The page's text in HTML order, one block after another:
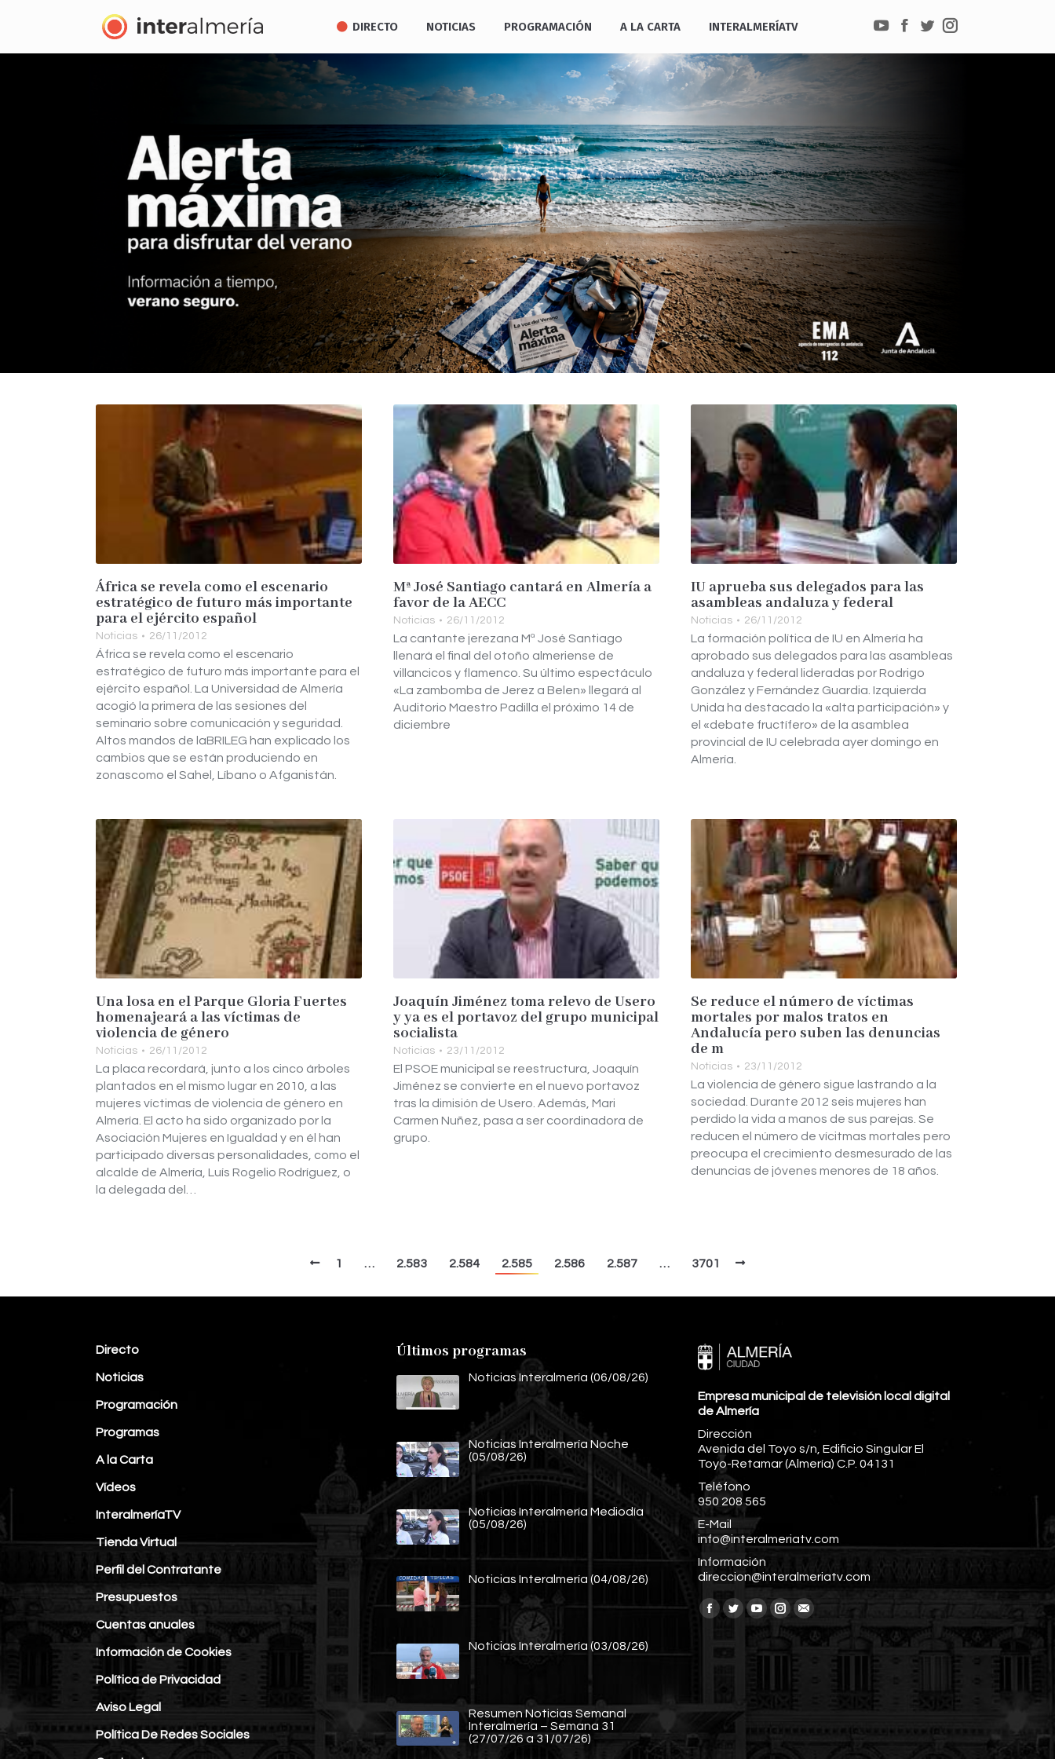
DIRECTO NOTICIAS PROGRAMACIÓN A LA CARTA INTERALMERÍATV
YouTube
Facebook
TwitterInstagram
África se revela como el escenario
estratégico de futuro más importante
para el ejército español
Noticias 26/11/2012
África se revela como el escenario
estratégico de futuro más importante para el
ejército español. La Universidad de Almería
acogió la primera de las sesiones del
seminario sobre comunicación y seguridad.
Altos mandos de laBRILEG han explicado los
cambios que se están produciendo en
zonascomo el Sahel, Líbano o Afganistán.
Mª José Santiago cantará en Almería a
favor de la AECC
Noticias 26/11/2012
La cantante jerezana Mª José Santiago
llenará el final del otoño almeriense de
villancicos y flamenco. Su último espectáculo
«La zambomba de Jerez a Belen» llegará al
Auditorio Maestro Padilla el próximo 14 de
diciembre
IU aprueba sus delegados para las
asambleas andaluza y federal
Noticias 26/11/2012
La formación política de IU en Almería ha
aprobado sus delegados para las asambleas
andaluza y federal lideradas por Rodrigo
González y Fernández Guardia. Izquierda
Unida ha destacado la «alta participación» y
el «debate fructífero» de la asamblea
provincial de IU celebrada ayer domingo en
Almería.
Una losa en el Parque Gloria Fuertes
homenajeará a las víctimas de
violencia de género
Noticias 26/11/2012
La placa recordará, junto a los cinco árboles
plantados en el mismo lugar en 2010, a las
mujeres víctimas de violencia de género en
Almería. El acto ha sido organizado por la
Asociación Mujeres en Igualdad y en él han
participado diversas personalidades, como el
alcalde de Almería, Luís Rogelio Rodríguez, o
la delegada del…
Joaquín Jiménez toma relevo de Usero
y ya es el portavoz del grupo municipal
socialista
Noticias 23/11/2012
El PSOE municipal se reestructura, Joaquín
Jiménez se convierte en el nuevo portavoz
tras la dimisión de Usero. Además, Mari
Carmen Nuñez, pasa a ser coordinadora de
grupo.
Se reduce el número de víctimas
mortales por malos tratos en
Andalucía pero suben las denuncias
de m
Noticias 23/11/2012
La violencia de género sigue lastrando a la
sociedad. Durante 2012 seis mujeres han
perdido la vida a manos de sus parejas. Se
reducen el número de vícitmas mortales pero
preocupa el crecimiento desmesurado de las
denuncias de jóvenes menores de 18 años.
1 … 2.583 2.584 2.585 2.586 2.587 … 3701
Directo
Noticias
Programación
Programas
A la Carta
Vídeos
InteralmeríaTV
Tienda Virtual
Perfil del Contratante
Presupuestos
Cuentas anuales
Información de Cookies
Política de Privacidad
Aviso Legal
Política De Redes Sociales
Últimos programas
Noticias Interalmería (06/08/26)
Noticias Interalmería Noche
(05/08/26)
Noticias Interalmería Mediodía
(05/08/26)
Noticias Interalmería (04/08/26)
Noticias Interalmería (03/08/26)
Resumen Noticias Semanal
Interalmería – Semana 31
(27/07/26 a 31/07/26)
Empresa municipal de televisión local digital
de Almería
Dirección
Avenida del Toyo s/n, Edificio Singular El
Toyo-Retamar (Almería) C.P. 04131
Teléfono
950 208 565
E-Mail
info@interalmeriatv.com
Información
direccion@interalmeriatv.com
Encuéntranos en:
Facebook
TwitterYouTube
Instagram
Mail